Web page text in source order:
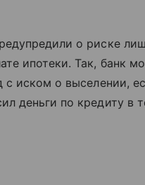
о риске
ипотеки. Так, банк
с иском о выселении,
деньги по кредиту в